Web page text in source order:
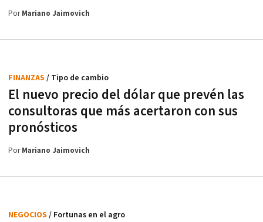
PorMariano Jaimovich
El nuevo precio del dólar que prevén las
consultoras que más acertaron con sus
pronósticos
FINANZAS / Tipo de cambio
PorMariano Jaimovich
NEGOCIOS / Fortunas en el agro